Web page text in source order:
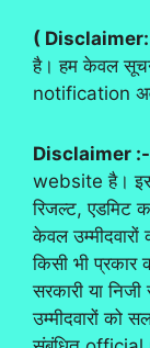
( Disclaimer:
है। हम केवल
notification
Disclaimer :-
website है। इस
रिजल्ट, एडमिट
केवल उम्मीदवारों
किसी भी प्रकार
सरकारी या
उम्मीदवारों को